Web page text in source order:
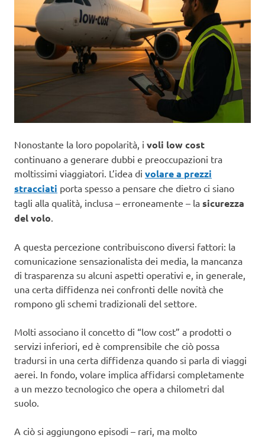
Nonostante la loro popolarità, i voli low cost
continuano a generare dubbi e preoccupazioni tra
moltissimi viaggiatori. L’idea di volare a prezzi
stracciati porta spesso a pensare che dietro ci siano
tagli alla qualità, inclusa – erroneamente – la sicurezza
del volo.
A questa percezione contribuiscono diversi fattori: la
comunicazione sensazionalista dei media, la mancanza
di trasparenza su alcuni aspetti operativi e, in generale,
una certa diffidenza nei confronti delle novità che
rompono gli schemi tradizionali del settore.
Molti associano il concetto di “low cost” a prodotti o
servizi inferiori, ed è comprensibile che ciò possa
tradursi in una certa diffidenza quando si parla di viaggi
aerei. In fondo, volare implica affidarsi completamente
a un mezzo tecnologico che opera a chilometri dal
suolo.
A ciò si aggiungono episodi – rari, ma molto